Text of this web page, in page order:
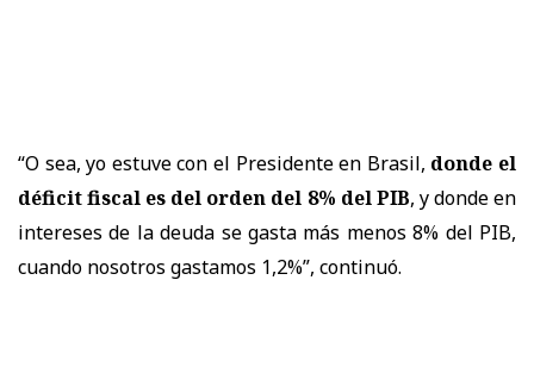
“O sea, yo estuve con el Presidente en Brasil, donde el
déficit fiscal es del orden del 8% del PIB, y donde en
intereses de la deuda se gasta más menos 8% del PIB,
cuando nosotros gastamos 1,2%”, continuó.